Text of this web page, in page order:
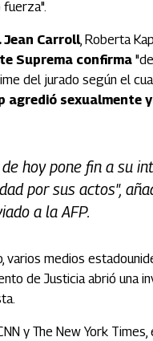
Jean Carroll, Roberta
Suprema confirma
del jurado según el
agredió sexualmente
hoy pone fin a su
por sus actos",
a la AFP.
varios medios
de Justicia abrió una
y The New York